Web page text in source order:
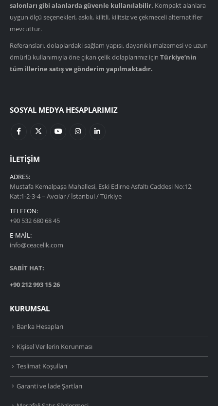
salonları gibi alanlarda güvenle kullanılabilir. Kompakt alanlara
uygun ölçü seçenekleri, askılı, kilitli, kilitsiz ve çekmeceli alternatifler
mevcuttur.
Referansları, dolaplardaki sağlam yapısı, dayanıklı malzemesi ve uzun
ömürlü kullanımıyla öne çıkan çelik dolaplarımız için Türkiye’nin
tüm illerine satış ve gönderim yapılmaktadır.
SOSYAL MEDYA HESAPLARIMIZ
İLETIŞIM
ADRES:
Mustafa Kemalpaşa Mahallesi, Eski Edirne Asfaltı Caddesi No:12,
Kat:1-2-3-4 – Avcılar / İstanbul / Türkiye
TELEFON:
+90 532 680 68 45
E-MAIL:
info@ceacelik.com
SABİT HAT:
+90 212 993 15 26
KURUMSAL
Banka Hesapları
Kişisel Verilerin Korunması
Teslimat Koşulları
Garanti ve İade Şartları